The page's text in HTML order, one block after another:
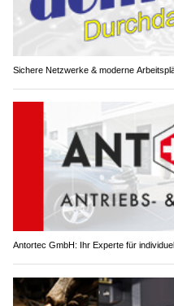
Sichere Netzwerke & moderne
Antortec GmbH: Ihr Experte für